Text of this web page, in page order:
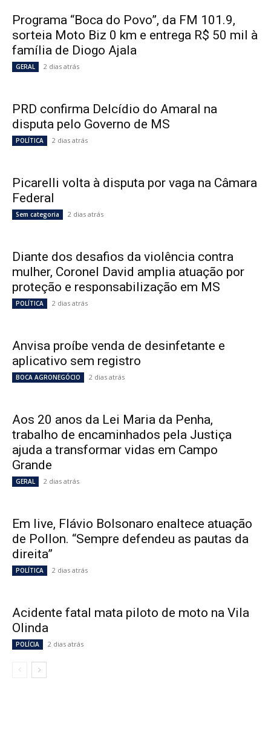
Programa “Boca do Povo”, da FM 101.9,
sorteia Moto Biz 0 km e entrega R$ 50 mil à
família de Diogo Ajala
GERAL 2 dias atrás
PRD confirma Delcídio do Amaral na
disputa pelo Governo de MS
POLÍTICA 2 dias atrás
Picarelli volta à disputa por vaga na Câmara
Federal
Sem categoria 2 dias atrás
Diante dos desafios da violência contra
mulher, Coronel David amplia atuação por
proteção e responsabilização em MS
POLÍTICA 2 dias atrás
Anvisa proíbe venda de desinfetante e
aplicativo sem registro
BOCA AGRONEGÓCIO 2 dias atrás
Aos 20 anos da Lei Maria da Penha,
trabalho de encaminhados pela Justiça
ajuda a transformar vidas em Campo
Grande
GERAL 2 dias atrás
Em live, Flávio Bolsonaro enaltece atuação
de Pollon. “Sempre defendeu as pautas da
direita”
POLÍTICA 2 dias atrás
Acidente fatal mata piloto de moto na Vila
Olinda
POLÍCIA 2 dias atrás